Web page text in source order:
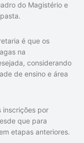
do Magistério e
é que os
na
considerando
de ensino e área
inscrições por
que para
etapas anteriores.